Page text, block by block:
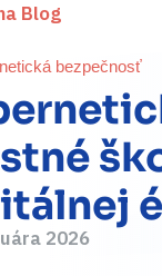
Blog
bezpečnosť
2026